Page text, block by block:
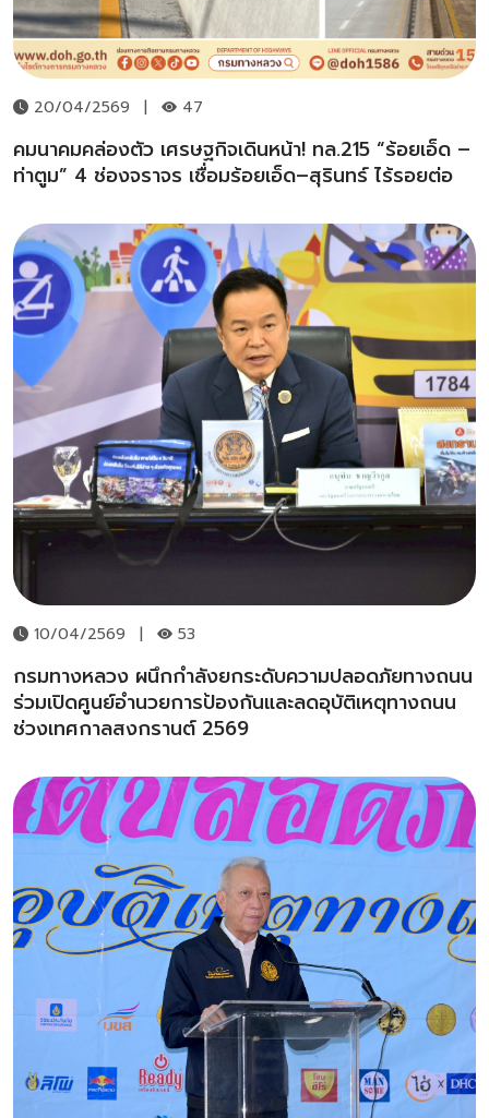
20/04/2569 | 47
คมนาคมคล่องตัว เศรษฐกิจเดินหน้า! ทล.215 “ร้อยเอ็ด –
ท่าตูม” 4 ช่องจราจร เชื่อมร้อยเอ็ด–สุรินทร์ ไร้รอยต่อ
10/04/2569 | 53
กรมทางหลวง ผนึกกำลังยกระดับความปลอดภัยทางถนน
ร่วมเปิดศูนย์อำนวยการป้องกันและลดอุบัติเหตุทางถนน
ช่วงเทศกาลสงกรานต์ 2569